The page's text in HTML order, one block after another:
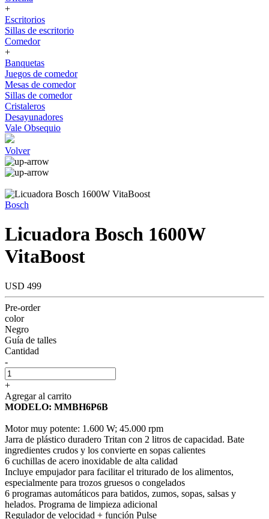
+
Escritorios
Sillas de escritorio
Comedor
+
Banquetas
Juegos de comedor
Mesas de comedor
Sillas de comedor
Cristaleros
Desayunadores
Vale Obsequio
Volver
Bosch
Licuadora Bosch 1600W
VitaBoost
USD 499
Pre-order
color
Negro
Guía de talles
Cantidad
-
+
Agregar al carrito
MODELO: MMBH6P6B
Motor muy potente: 1.600 W; 45.000 rpm
Jarra de plástico duradero Tritan con 2 litros de capacidad. Bate
ingredientes crudos y los convierte en sopas calientes
6 cuchillas de acero inoxidable de alta calidad
Incluye empujador para facilitar el triturado de los alimentos,
especialmente para trozos gruesos o congelados
6 programas automáticos para batidos, zumos, sopas, salsas y
helados. Programa de limpieza adicional
Regulador de velocidad + función Pulse